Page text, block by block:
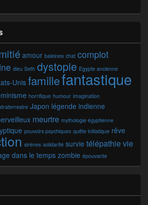
amour baleines chat complot
dieu Seth dystopie Egypte ancienne
Unisfamillefantastique
horrifique humour imagination
Japon légende indienne
meurtre mythologie égyptienne
pouvoirs psychiques quête initiatique rêve
sirènes solidarité survie télépathievie
dans le temps zombie épouvante